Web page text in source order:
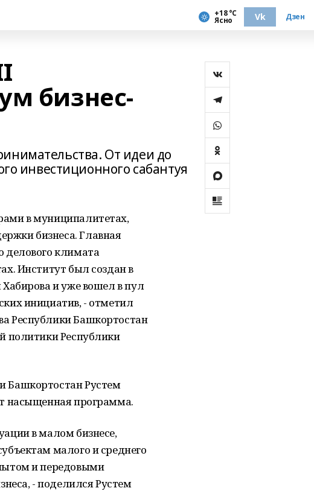
+18 °С
Ясно Vk Дзен
бизнес-
От идеи до
инвестиционного сабантуя
в муниципалитетах,
бизнеса. Главная
делового климата
Институт был создан в
и уже вошел в пул
инициатив, - отметил
Республики Башкортостан
политики Республики
Башкортостан Рустем
насыщенная программа.
в малом бизнесе,
малого и среднего
и передовыми
- поделился Рустем